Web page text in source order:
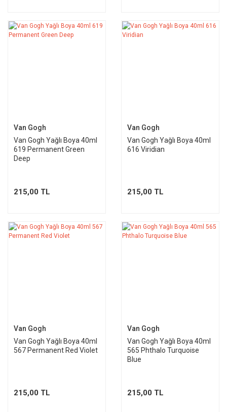
Van Gogh
Van Gogh Yağlı Boya 40ml
619 Permanent Green
Deep
215,00 TL
Van Gogh
Van Gogh Yağlı Boya 40ml
616 Viridian
215,00 TL
Van Gogh
Van Gogh Yağlı Boya 40ml
567 Permanent Red Violet
215,00 TL
Van Gogh
Van Gogh Yağlı Boya 40ml
565 Phthalo Turquoise
Blue
215,00 TL